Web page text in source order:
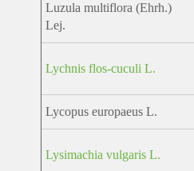
Luzula multiflora (Ehrh.)
Lej.
Lychnis flos-cuculi L.
Lycopus europaeus L.
Lysimachia vulgaris L.